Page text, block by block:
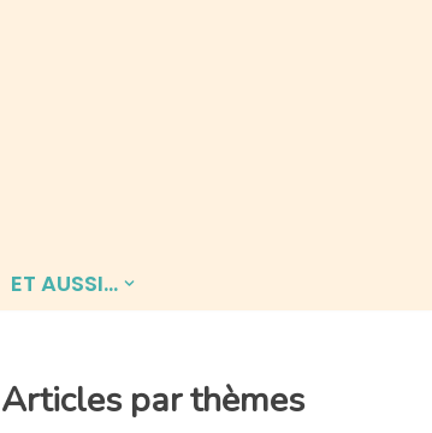
ET AUSSI…
Articles par thèmes